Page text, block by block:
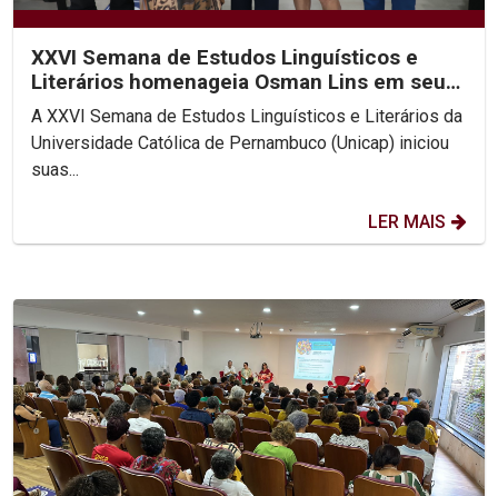
XXVI Semana de Estudos Linguísticos e
Literários homenageia Osman Lins em seu
centenário
A XXVI Semana de Estudos Linguísticos e Literários da
Universidade Católica de Pernambuco (Unicap) iniciou
suas...
LER MAIS